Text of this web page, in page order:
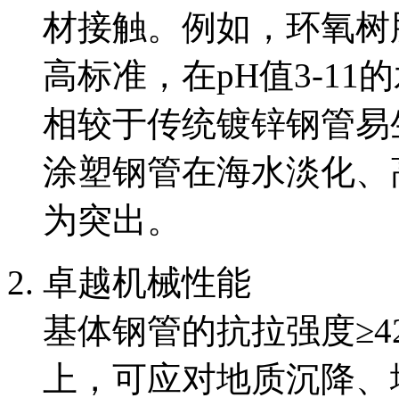
材接触。例如，环氧
高标准，在pH值3-11
相较于传统镀锌钢管
涂塑钢管在海水淡化
为突出。
卓越机械性能
基体钢管的抗拉强度
上，可应对地质沉降